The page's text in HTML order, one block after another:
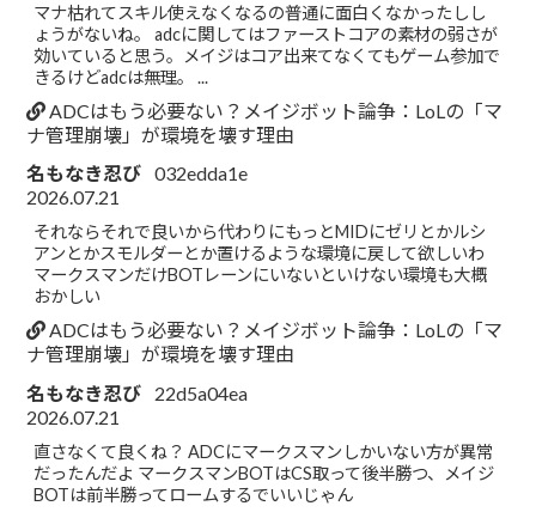
マナ枯れてスキル使えなくなるの普通に面白くなかったしし
ょうがないね。 adcに関してはファーストコアの素材の弱さが
効いていると思う。メイジはコア出来てなくてもゲーム参加で
きるけどadcは無理。 ...
ADCはもう必要ない？メイジボット論争：LoLの「マ
ナ管理崩壊」が環境を壊す理由
名もなき忍び 032edda1e
2026.07.21
それならそれで良いから代わりにもっとMIDにゼリとかルシ
アンとかスモルダーとか置けるような環境に戻して欲しいわ
マークスマンだけBOTレーンにいないといけない環境も大概
おかしい
ADCはもう必要ない？メイジボット論争：LoLの「マ
ナ管理崩壊」が環境を壊す理由
名もなき忍び
22d5a04ea
2026.07.21
直さなくて良くね？ ADCにマークスマンしかいない方が異常
だったんだよ マークスマンBOTはCS取って後半勝つ、メイジ
BOTは前半勝ってロームするでいいじゃん